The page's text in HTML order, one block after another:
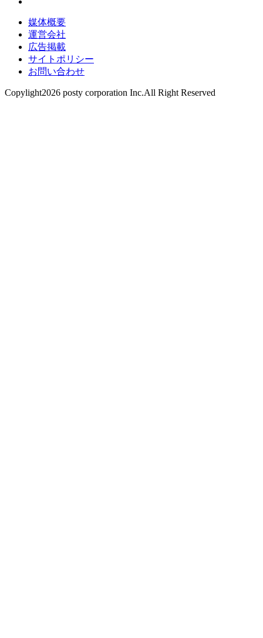
媒体概要
運営会社
広告掲載
サイトポリシー
お問い合わせ
Copylight2026 posty corporation Inc.All Right Reserved